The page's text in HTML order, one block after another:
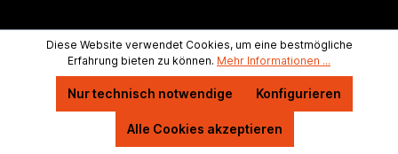
Diese Website verwendet Cookies, um eine bestmögliche
Erfahrung bieten zu können. Mehr Informationen ...
Nur technisch notwendige Konfigurieren
Alle Cookies akzeptieren